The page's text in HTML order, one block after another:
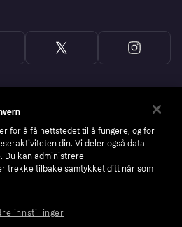
for å få nettstedet til å fungere, og for
din. Vi deler også data
Du kan administrere
trekke tilbake samtykket ditt når som
innstillinger